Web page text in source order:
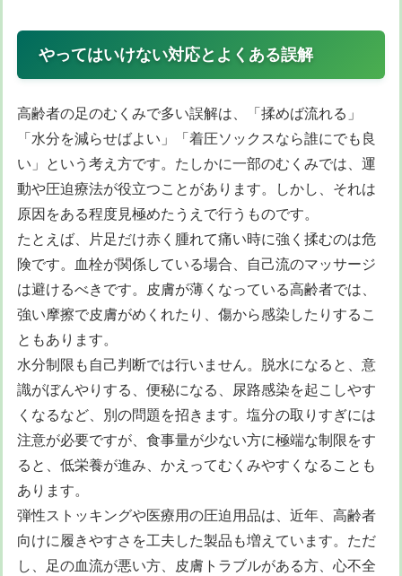
やってはいけない対応とよくある誤解
高齢者の足のむくみで多い誤解は、「揉めば流れる」
「水分を減らせばよい」「着圧ソックスなら誰にでも良
い」という考え方です。たしかに一部のむくみでは、運
動や圧迫療法が役立つことがあります。しかし、それは
原因をある程度見極めたうえで行うものです。
たとえば、片足だけ赤く腫れて痛い時に強く揉むのは危
険です。血栓が関係している場合、自己流のマッサージ
は避けるべきです。皮膚が薄くなっている高齢者では、
強い摩擦で皮膚がめくれたり、傷から感染したりするこ
ともあります。
水分制限も自己判断では行いません。脱水になると、意
識がぼんやりする、便秘になる、尿路感染を起こしやす
くなるなど、別の問題を招きます。塩分の取りすぎには
注意が必要ですが、食事量が少ない方に極端な制限をす
ると、低栄養が進み、かえってむくみやすくなることも
あります。
弾性ストッキングや医療用の圧迫用品は、近年、高齢者
向けに履きやすさを工夫した製品も増えています。ただ
し、足の血流が悪い方、皮膚トラブルがある方、心不全